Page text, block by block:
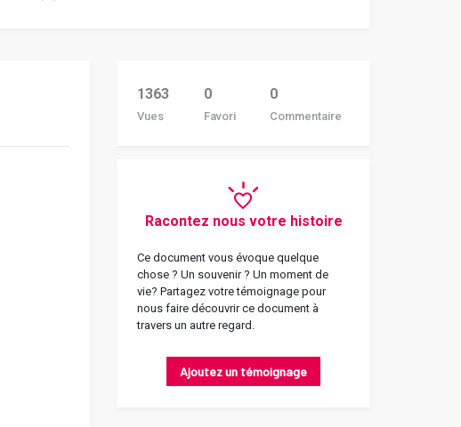
1363
Vues
0
Favori
0
Commentaire
Racontez nous votre histoire
Ce document vous évoque quelque
chose ? Un souvenir ? Un moment de
vie? Partagez votre témoignage pour
nous faire découvrir ce document à
travers un autre regard.
Ajoutez un témoignage